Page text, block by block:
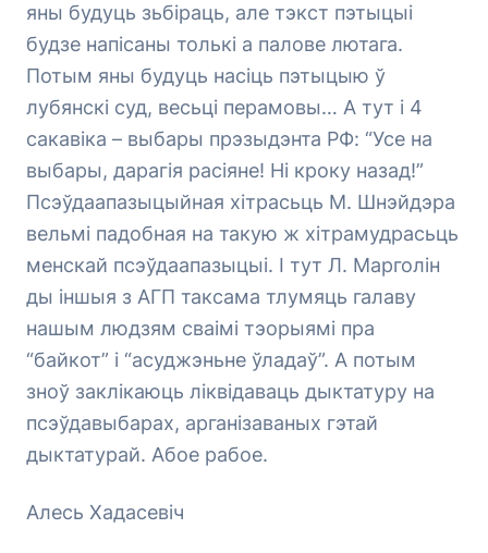
яны будуць зьбіраць, але тэкст пэтыцыі
будзе напісаны толькі а палове лютага.
Потым яны будуць насіць пэтыцыю ў
лубянскі суд, весьці перамовы… А тут і 4
сакавіка – выбары прэзыдэнта РФ: “Усе на
выбары, дарагія расіяне! Ні кроку назад!”
Псэўдаапазыцыйная хітрасьць М. Шнэйдэра
вельмі падобная на такую ж хітрамудрасьць
менскай псэўдаапазыцыі. І тут Л. Марголін
ды іншыя з АГП таксама тлумяць галаву
нашым людзям сваімі тэорыямі пра
“байкот” і “асуджэньне ўладаў”. А потым
зноў заклікаюць ліквідаваць дыктатуру на
псэўдавыбарах, арганізаваных гэтай
дыктатурай. Абое рабое.
Алесь Хадасевіч